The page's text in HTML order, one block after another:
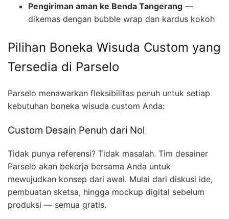
Pengiriman aman ke Benda Tangerang —
dikemas dengan bubble wrap dan kardus kokoh
Pilihan Boneka Wisuda Custom yang
Tersedia di Parselo
Parselo menawarkan fleksibilitas penuh untuk setiap
kebutuhan boneka wisuda custom Anda:
Custom Desain Penuh dari Nol
Tidak punya referensi? Tidak masalah. Tim desainer
Parselo akan bekerja bersama Anda untuk
mewujudkan konsep dari awal. Mulai dari diskusi ide,
pembuatan sketsa, hingga mockup digital sebelum
produksi — semua gratis.